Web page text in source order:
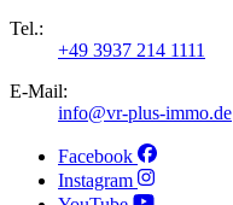
Tel.:
+49 3937 214 1111
E-Mail:
info@vr-plus-immo.de
Facebook
Instagram